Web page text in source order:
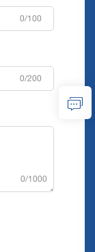
0/100
0/200
0/1000